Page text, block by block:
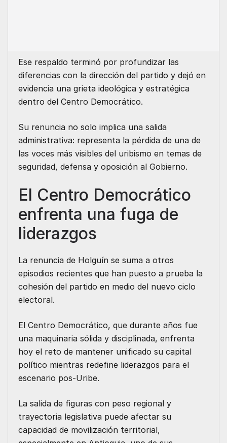
Ese respaldo terminó por profundizar las
diferencias con la dirección del partido y dejó en
evidencia una grieta ideológica y estratégica
dentro del Centro Democrático.
Su renuncia no solo implica una salida
administrativa: representa la pérdida de una de
las voces más visibles del uribismo en temas de
seguridad, defensa y oposición al Gobierno.
El Centro Democrático
enfrenta una fuga de
liderazgos
La renuncia de Holguín se suma a otros
episodios recientes que han puesto a prueba la
cohesión del partido en medio del nuevo ciclo
electoral.
El Centro Democrático, que durante años fue
una maquinaria sólida y disciplinada, enfrenta
hoy el reto de mantener unificado su capital
político mientras redefine liderazgos para el
escenario pos-Uribe.
La salida de figuras con peso regional y
trayectoria legislativa puede afectar su
capacidad de movilización territorial,